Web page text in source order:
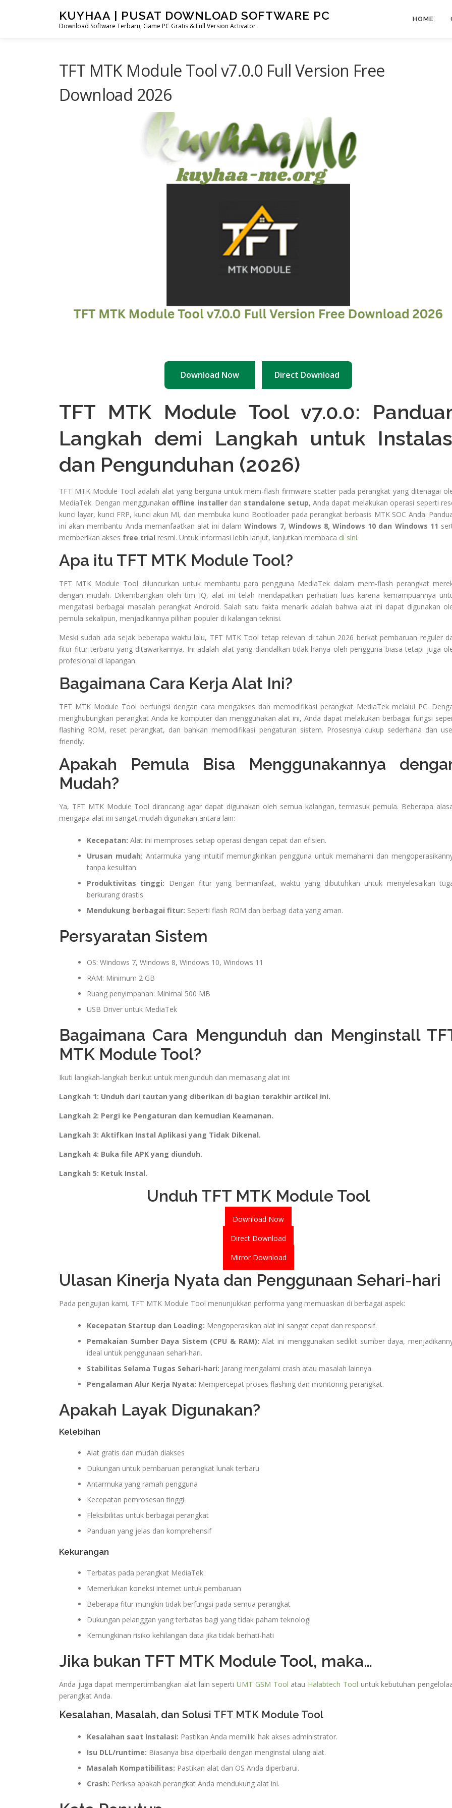
KUYHAA | PUSAT DOWNLOAD SOFTWARE PC
Download Software Terbaru, Game PC Gratis & Full Version Activator
HOME
TFT MTK Module Tool v7.0.0 Full Version Free
Download 2026
Download Now Direct Download
TFT MTK Module Tool v7.0.0:
Langkah demi Langkah untuk
dan Pengunduhan (2026)
TFT MTK Module Tool adalah alat yang berguna untuk mem-flash firmware scatter pada perangkat yang ditenagai
MediaTek. Dengan menggunakan offline installerdan standalone setup, Anda dapat melakukan operasi seperti
kunci layar, kunci FRP, kunci akun MI, dan membuka kunci Bootloader pada perangkat berbasis MTK SOC Anda.
ini akan membantu Anda memanfaatkan alat ini dalamWindows 7, Windows 8, Windows 10 dan Windows 11
memberikan akses free trial resmi. Untuk informasi lebih lanjut, lanjutkan membaca di sini.
Apa itu TFT MTK Module Tool?
TFT MTK Module Tool diluncurkan untuk membantu para pengguna MediaTek dalam mem-flash perangkat
dengan mudah. Dikembangkan oleh tim IQ, alat ini telah mendapatkan perhatian luas karena kemampuannya
mengatasi berbagai masalah perangkat Android. Salah satu fakta menarik adalah bahwa alat ini dapat digunakan
pemula sekalipun, menjadikannya pilihan populer di kalangan teknisi.
Meski sudah ada sejak beberapa waktu lalu, TFT MTK Tool tetap relevan di tahun 2026 berkat pembaruan reguler
fitur-fitur terbaru yang ditawarkannya. Ini adalah alat yang diandalkan tidak hanya oleh pengguna biasa tetapi juga
profesional di lapangan.
Bagaimana Cara Kerja Alat Ini?
TFT MTK Module Tool berfungsi dengan cara mengakses dan memodifikasi perangkat MediaTek melalui PC.
menghubungkan perangkat Anda ke komputer dan menggunakan alat ini, Anda dapat melakukan berbagai fungsi
flashing ROM, reset perangkat, dan bahkan memodifikasi pengaturan sistem. Prosesnya cukup sederhana dan
friendly.
Apakah Pemula Bisa Menggunakannya
Mudah?
Ya, TFT MTK Module Tool dirancang agar dapat digunakan oleh semua kalangan, termasuk pemula. Beberapa
mengapa alat ini sangat mudah digunakan antara lain:
Kecepatan: Alat ini memproses setiap operasi dengan cepat dan efisien.
Urusan mudah: Antarmuka yang intuitif memungkinkan pengguna untuk memahami dan
tanpa kesulitan.
Produktivitas tinggi: Dengan fitur yang bermanfaat, waktu yang dibutuhkan untuk menyelesaikan
berkurang drastis.
Mendukung berbagai fitur: Seperti flash ROM dan berbagi data yang aman.
Persyaratan Sistem
OS: Windows 7, Windows 8, Windows 10, Windows 11
RAM: Minimum 2 GB
Ruang penyimpanan: Minimal 500 MB
USB Driver untuk MediaTek
Bagaimana Cara Mengunduh dan Menginstall
MTK Module Tool?
Ikuti langkah-langkah berikut untuk mengunduh dan memasang alat ini:
Langkah 1: Unduh dari tautan yang diberikan di bagian terakhir artikel ini.
Langkah 2: Pergi ke Pengaturan dan kemudian Keamanan.
Langkah 3: Aktifkan Instal Aplikasi yang Tidak Dikenal.
Langkah 4: Buka file APK yang diunduh.
Langkah 5: Ketuk Instal.
Unduh TFT MTK Module Tool
Download Now
Direct Download
Mirror Download
Ulasan Kinerja Nyata dan Penggunaan Sehari-hari
Pada pengujian kami, TFT MTK Module Tool menunjukkan performa yang memuaskan di berbagai aspek:
Kecepatan Startup dan Loading: Mengoperasikan alat ini sangat cepat dan responsif.
Pemakaian Sumber Daya Sistem (CPU & RAM): Alat ini menggunakan sedikit sumber daya,
ideal untuk penggunaan sehari-hari.
Stabilitas Selama Tugas Sehari-hari: Jarang mengalami crash atau masalah lainnya.
Pengalaman Alur Kerja Nyata: Mempercepat proses flashing dan monitoring perangkat.
Apakah Layak Digunakan?
Kelebihan
Alat gratis dan mudah diakses
Dukungan untuk pembaruan perangkat lunak terbaru
Antarmuka yang ramah pengguna
Kecepatan pemrosesan tinggi
Fleksibilitas untuk berbagai perangkat
Panduan yang jelas dan komprehensif
Kekurangan
Terbatas pada perangkat MediaTek
Memerlukan koneksi internet untuk pembaruan
Beberapa fitur mungkin tidak berfungsi pada semua perangkat
Dukungan pelanggan yang terbatas bagi yang tidak paham teknologi
Kemungkinan risiko kehilangan data jika tidak berhati-hati
Jika bukan TFT MTK Module Tool, maka…
Anda juga dapat mempertimbangkan alat lain sepertiUMT GSM Tool atau Halabtech Tool untuk kebutuhan
perangkat Anda.
Kesalahan, Masalah, dan Solusi TFT MTK Module Tool
Kesalahan saat Instalasi: Pastikan Anda memiliki hak akses administrator.
Isu DLL/runtime: Biasanya bisa diperbaiki dengan menginstal ulang alat.
Masalah Kompatibilitas: Pastikan alat dan OS Anda diperbarui.
Crash: Periksa apakah perangkat Anda mendukung alat ini.